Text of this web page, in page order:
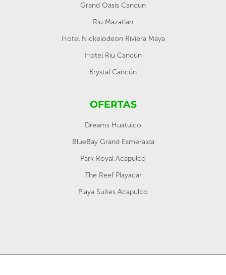
Grand Oasis Cancun
Riu Mazatlan
Hotel Nickelodeon Riviera Maya
Hotel Riu Cancún
Krystal Cancún
OFERTAS
Dreams Huatulco
BlueBay Grand Esmeralda
Park Royal Acapulco
The Reef Playacar
Playa Suites Acapulco